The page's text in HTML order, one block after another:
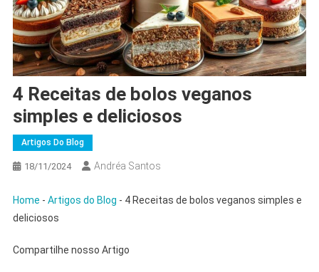
4 Receitas de bolos veganos
simples e deliciosos
Artigos Do Blog
18/11/2024 Andréa Santos
Home - Artigos do Blog - 4 Receitas de bolos veganos simples e
deliciosos
Compartilhe nosso Artigo